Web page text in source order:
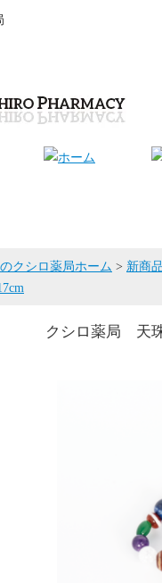
クシロ薬局ホーム > 新商
クシロ薬局 天